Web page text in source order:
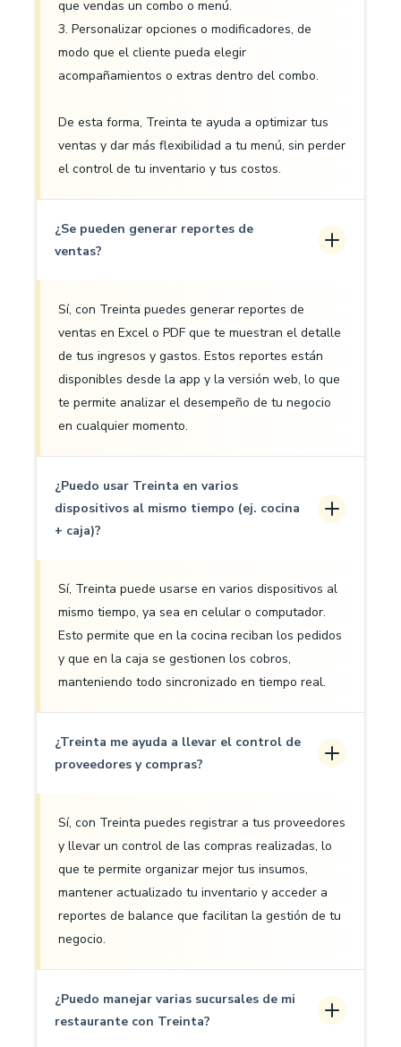
que vendas un combo o menú.
3. Personalizar opciones o modificadores, de
modo que el cliente pueda elegir
acompañamientos o extras dentro del combo.
De esta forma, Treinta te ayuda a optimizar tus
ventas y dar más flexibilidad a tu menú, sin perder
el control de tu inventario y tus costos.
¿Se pueden generar reportes de
ventas?
Sí, con Treinta puedes generar reportes de
ventas en Excel o PDF que te muestran el detalle
de tus ingresos y gastos. Estos reportes están
disponibles desde la app y la versión web, lo que
te permite analizar el desempeño de tu negocio
en cualquier momento.
¿Puedo usar Treinta en varios
dispositivos al mismo tiempo (ej. cocina
+ caja)?
Sí, Treinta puede usarse en varios dispositivos al
mismo tiempo, ya sea en celular o computador.
Esto permite que en la cocina reciban los pedidos
y que en la caja se gestionen los cobros,
manteniendo todo sincronizado en tiempo real.
¿Treinta me ayuda a llevar el control de
proveedores y compras?
Sí, con Treinta puedes registrar a tus proveedores
y llevar un control de las compras realizadas, lo
que te permite organizar mejor tus insumos,
mantener actualizado tu inventario y acceder a
reportes de balance que facilitan la gestión de tu
negocio.
¿Puedo manejar varias sucursales de mi
restaurante con Treinta?